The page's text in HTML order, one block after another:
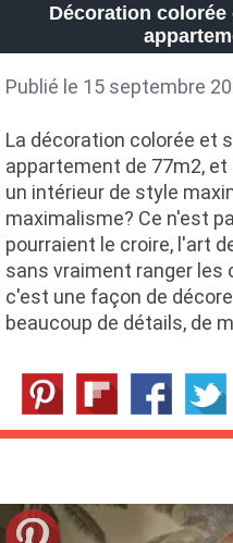
Décoration
Publié le 15 septembre
La décoration colorée et
appartement de 77m2,
un intérieur de style
maximalisme? Ce n'est
pourraient le croire, l'art
sans vraiment ranger les
c'est une façon de
beaucoup de détails, de